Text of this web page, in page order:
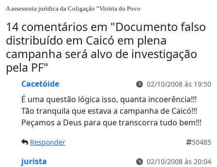
A assessoria jurídica da Coligação “Vitória do Povo
14 comentários em "Documento falso
distribuído em Caicó em plena
campanha será alvo de investigação
pela PF"
Cacetóide 02/10/2008 às 19:50
É uma questão lógica isso, quanta incoerência!!!
Tão tranquila que estava a campanha de Caicó!!!
Peçamos a Deus para que transcorra tudo bem!!!
Responder 50485
jurista 02/10/2008 às 20:04